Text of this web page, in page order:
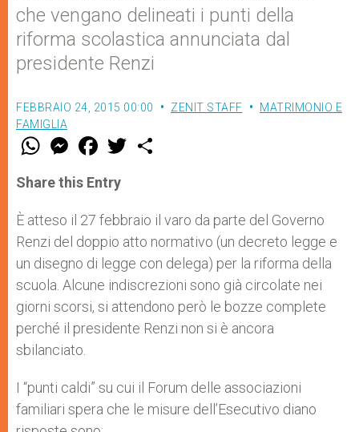
che vengano delineati i punti della
riforma scolastica annunciata dal
presidente Renzi
FEBBRAIO 24, 2015 00:00 ZENIT STAFF
MATRIMONIO E
FAMIGLIA
W
t
s
p
p
M
e
s
e
g
e
F
a
e
b
o
k
w
r
Share this Entry
È atteso il 27 febbraio il varo da parte del Governo
Renzi del doppio atto normativo (un decreto legge e
un disegno di legge con delega) per la riforma della
scuola. Alcune indiscrezioni sono già circolate nei
giorni scorsi, si attendono però le bozze complete
perché il presidente Renzi non si è ancora
sbilanciato.
I “punti caldi” su cui il Forum delle associazioni
familiari spera che le misure dell’Esecutivo diano